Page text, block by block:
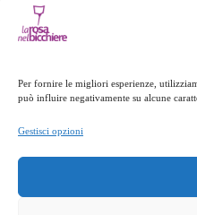
Per fornire le migliori esperienze,
può influire negativamente su alcune
Gestisci opzioni